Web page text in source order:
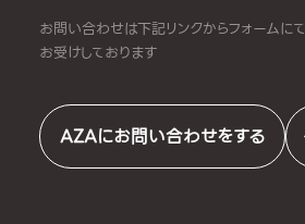
お問い合わせは下記リンクからフォームにて
お受けしております
AZAにお問い合わせをする